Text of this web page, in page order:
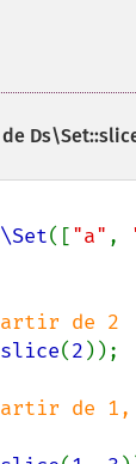
de
(["a" ,
slice(2 ));
de 1,